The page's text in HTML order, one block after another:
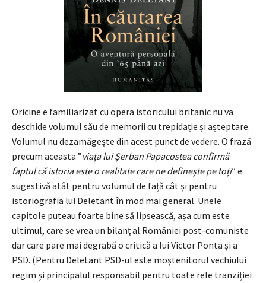
Oricine e familiarizat cu opera istoricului britanic nu va
deschide volumul său de memorii cu trepidație și așteptare.
Volumul nu dezamăgește din acest punct de vedere. O frază
precum aceasta ”viața lui Șerban Papacostea confirmă
faptul că istoria este o realitate care ne definește pe toți” e
sugestivă atât pentru volumul de față cât și pentru
istoriografia lui Deletant în mod mai general. Unele
capitole puteau foarte bine să lipsească, așa cum este
ultimul, care se vrea un bilanț al României post-comuniste
dar care pare mai degrabă o critică a lui Victor Ponta și a
PSD. (Pentru Deletant PSD-ul este moștenitorul vechiului
regim și principalul responsabil pentru toate rele tranziției